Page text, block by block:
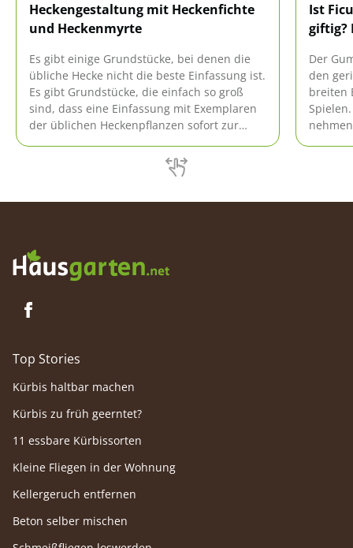
Heckengestaltung mit Heckenfichte
und Heckenmyrte
Es gibt einige Grundstücke, bei denen die
übliche Hecke nicht die beste Einfassung ist.
Es gibt Grundstücke, die einfach so groß
sind, dass eine Einfassung mit Exemplaren
der üblichen Heckenpflanzen sofort zur
Ist
giftig?
Der
den
breiten
Top Stories
Kürbis haltbar machen
Kürbis zu früh geerntet?
11 essbare Kürbissorten
Kleine Fliegen in der Wohnung
Kellergeruch entfernen
Beton selber mischen